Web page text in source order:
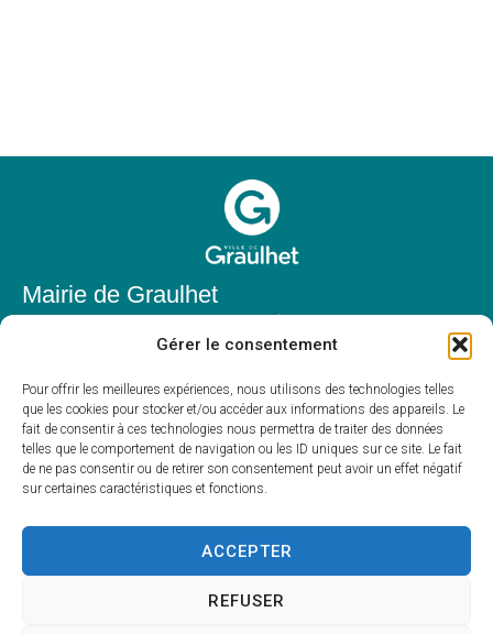
Gérer le consentement
Pour offrir les meilleures expériences, nous utilisons des technologies telles
que les cookies pour stocker et/ou accéder aux informations des appareils. Le
fait de consentir à ces technologies nous permettra de traiter des données
telles que le comportement de navigation ou les ID uniques sur ce site. Le fait
de ne pas consentir ou de retirer son consentement peut avoir un effet négatif
sur certaines caractéristiques et fonctions.
ACCEPTER
REFUSER
Mairie de Graulhet
81300 Graulhet
05 63 42 85 50
mairie@mairie-graulhet.fr
Horaires d'ouverture
Du lundi au vendredi :